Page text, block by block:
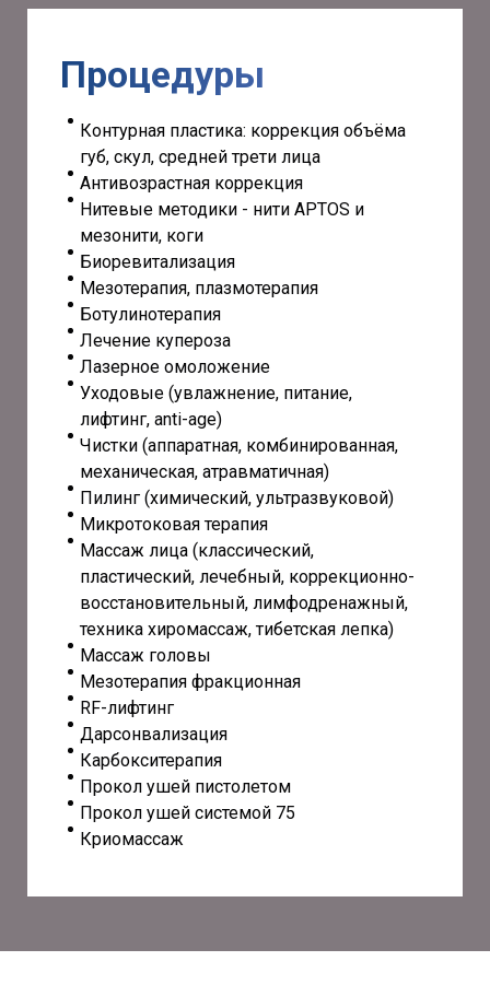
Процедуры
Контурная пластика: коррекция объёма
губ, скул, средней трети лица
Антивозрастная коррекция
Нитевые методики - нити APTOS и
мезонити, коги
Биоревитализация
Мезотерапия, плазмотерапия
Ботулинотерапия
Лечение купероза
Лазерное омоложение
Уходовые (увлажнение, питание,
лифтинг, anti-age)
Чистки (аппаратная, комбинированная,
механическая, атравматичная)
Пилинг (химический, ультразвуковой)
Микротоковая терапия
Массаж лица (классический,
пластический, лечебный, коррекционно-
восстановительный, лимфодренажный,
техника хиромассаж, тибетская лепка)
Массаж головы
Мезотерапия фракционная
RF-лифтинг
Дарсонвализация
Карбокситерапия
Прокол ушей пистолетом
Прокол ушей системой 75
Криомассаж